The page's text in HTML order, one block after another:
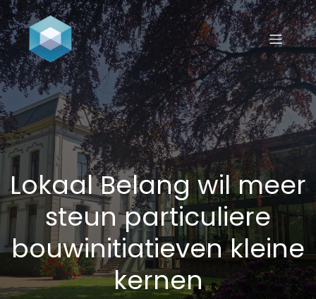
Lokaal Belang wil meer
steun particuliere
bouwinitiatieven kleine
kernen